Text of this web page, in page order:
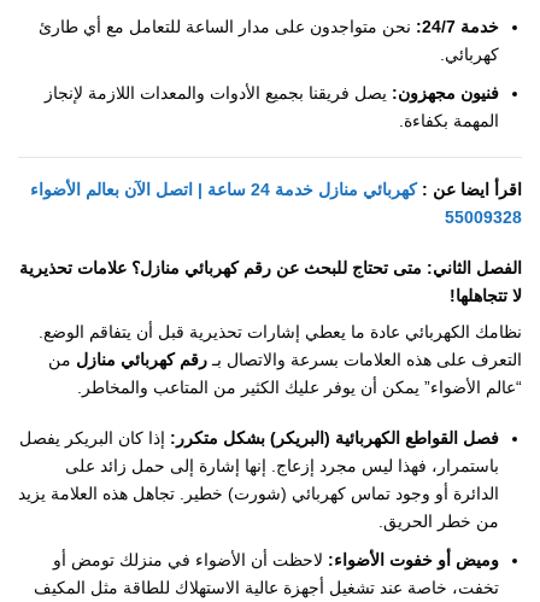
خدمة 24/7:
نحن متواجدون على مدار الساعة للتعامل مع أي طارئ
كهربائي.
فنيون مجهزون: يصل فريقنا بجميع الأدوات والمعدات اللازمة لإنجاز
المهمة بكفاءة.
اقرأ ايضا عن :
كهربائي منازل خدمة 24 ساعة | اتصل الآن بعالم الأضواء
55009328
الفصل الثاني: متى تحتاج للبحث عن رقم كهربائي منازل؟ علامات تحذيرية
لا تتجاهلها!
نظامك الكهربائي عادة ما يعطي إشارات تحذيرية قبل أن يتفاقم الوضع.
التعرف على هذه العلامات بسرعة والاتصال بـرقم كهربائي منازل من
“عالم الأضواء” يمكن أن يوفر عليك الكثير من المتاعب والمخاطر.
فصل القواطع الكهربائية (البريكر) بشكل متكرر: إذا كان البريكر يفصل
باستمرار، فهذا ليس مجرد إزعاج. إنها إشارة إلى حمل زائد على
الدائرة أو وجود تماس كهربائي (شورت) خطير. تجاهل هذه العلامة يزيد
من خطر الحريق.
وميض أو خفوت الأضواء: لاحظت أن الأضواء في منزلك تومض أو
تخفت، خاصة عند تشغيل أجهزة عالية الاستهلاك للطاقة مثل المكيف